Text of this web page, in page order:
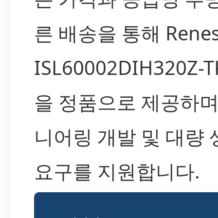
른 배송을 통해
ISL60002DIH320Z-
을 정품으로 제공하
니어링 개발 및 대량
요구를 지원합니다.